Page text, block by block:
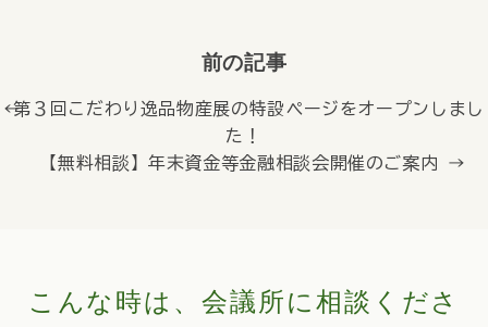
前の記事
← 第３回こだわり逸品物産展の特設ページをオープンしまし
た！
【無料相談】年末資金等金融相談会開催のご案内 →
こんな時は、会議所に相談くださ